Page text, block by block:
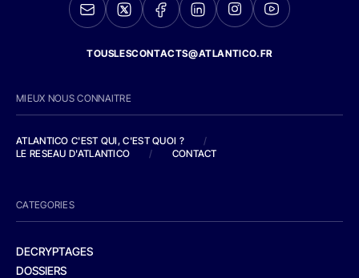
TOUSLESCONTACTS@ATLANTICO.FR
MIEUX NOUS CONNAITRE
ATLANTICO C'EST QUI, C'EST QUOI ?
/
LE RESEAU D'ATLANTICO
/ CONTACT
CATEGORIES
DECRYPTAGES
DOSSIERS